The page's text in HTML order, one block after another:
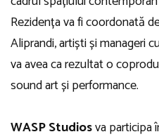
Rezidența va fi coordonată
Aliprandi, artiști și manageri
va avea ca rezultat o
sound art și performance.
WASP Studiosva participa